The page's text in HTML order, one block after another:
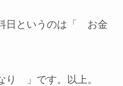
日というのは「 お金
り 」です。以上。